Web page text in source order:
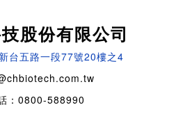
股份有限公司
台五路一段77號20樓之4
：0800-588990